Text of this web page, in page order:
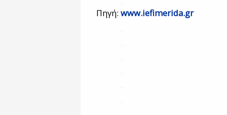
Πηγή: www.iefimerida.gr